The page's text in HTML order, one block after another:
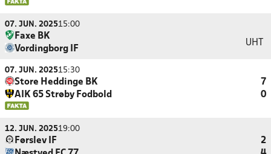
07. JUN. 202515:00
Faxe BK
Vordingborg IF
UHT
07. JUN. 202515:30
Store Heddinge BK
7
AIK 65 Strøby Fodbold
0
12. JUN. 202519:00
Førslev IF
2